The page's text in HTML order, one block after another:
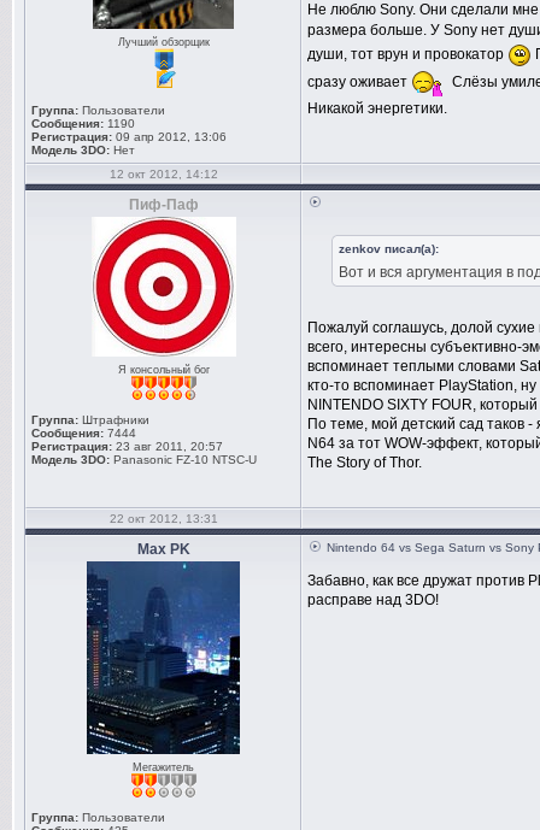
Лучший обзорщик
Группа: Пользователи
Сообщения: 1190
Регистрация: 09 апр 2012, 13:06
Модель 3DO: Нет
Не люблю Sony. Они сделали мне
размера больше. У Sony нет
души, тот врун и провокатор
сразу оживает
Слёзы
Никакой энергетики.
12 окт 2012, 14:12
Пиф-Паф
Я консольный бог
Группа: Штрафники
Сообщения: 7444
Регистрация: 23 авг 2011, 20:57
Модель 3DO: Panasonic FZ-10 NTSC-U
zenkov писал(а):
Вот и вся аргументация в
Пожалуй соглашусь, долой
всего, интересны субъективно-
вспоминает теплыми словами
кто-то вспоминает PlayStation,
NINTENDO SIXTY FOUR,
По теме, мой детский сад таков
N64 за тот WOW-эффект,
The Story of Thor.
22 окт 2012, 13:31
Max PK
Мегажитель
Группа: Пользователи
Nintendo 64 vs Sega Saturn vs Sony
Забавно, как все дружат против
расправе над 3DO!